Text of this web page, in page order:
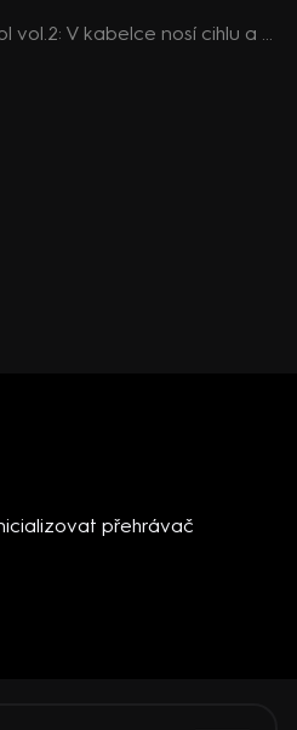
Bizarní Karol vol.2: V kabelce nosí cihlu a na balkoně pálí tuňáka
přehrávač